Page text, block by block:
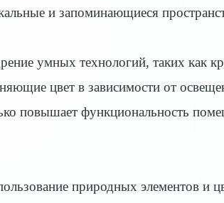
и запоминающиеся
умных технологий, таких как
цвет в зависимости от
повышает функциональность
природных элементов и